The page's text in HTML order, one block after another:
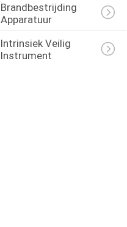
Brandbestrijding
Apparatuur
Intrinsiek Veilig
Instrument